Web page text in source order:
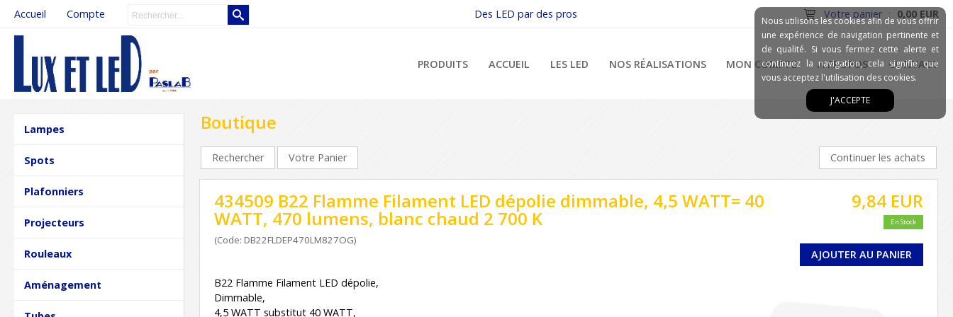
Accueil Compte Votre panier : 0,00 EUR
Des LED par des pros
PRODUITS ACCUEIL LES LED NOS RÉALISATIONS MON COMPTE A PROPOS CONTACT
Lampes
Spots
Plafonniers
Projecteurs
Rouleaux
Aménagement
Boutique
Rechercher Votre Panier Continuer les achats
434509 B22 Flamme Filament LED dépolie dimmable, 4,5 WATT= 40
WATT, 470 lumens, blanc chaud 2 700 K
(Code: DB22FLDEP470LM827OG)
9,84 EUR
En Stock
AJOUTER AU PANIER
B22 Flamme Filament LED dépolie,
Dimmable,
4,5 WATT substitut 40 WATT,
Nous utilisons les cookies afin de vous offrir
une expérience de navigation pertinente et
de qualité. Si vous fermez cette alerte et
continuez la navigation, cela signifie que
vous acceptez l'utilisation des cookies.
J'ACCEPTE